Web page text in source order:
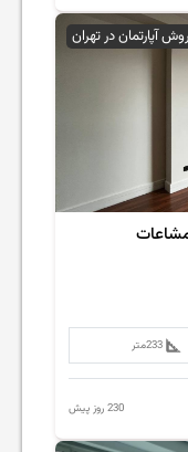
آپارتمان در تهران
233متر
230 روز پیش